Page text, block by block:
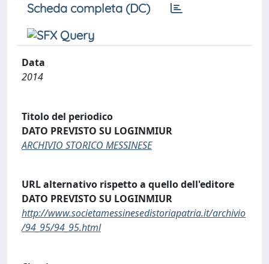
Scheda completa (DC)
Data
2014
Titolo del periodico
DATO PREVISTO SU LOGINMIUR
ARCHIVIO STORICO MESSINESE
URL alternativo rispetto a quello dell'editore
DATO PREVISTO SU LOGINMIUR
http://www.societamessinesedistoriapatria.it/archivio
/94_95/94_95.html